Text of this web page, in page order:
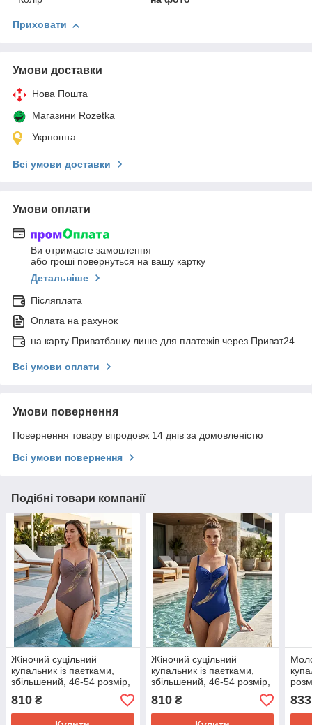
Приховати
Умови доставки
Нова Пошта
Магазини Rozetka
Укрпошта
Всі умови доставки
Умови оплати
Ви отримаєте замовлення
або гроші повернуться на вашу картку
Детальніше
Післяплата
Оплата на рахунок
на карту Приватбанку лише для платежів через Приват24
Всі умови оплати
Умови повернення
Повернення товару впродовж 14 днів за домовленістю
Всі умови повернення
Подібні товари компанії
Жіночий суцільний
купальник із паєтками,
збільшений, 46-54 розмір,
асортимент кольорів
810 ₴
Жіночий суцільний
купальник із паєтками,
збільшений, 46-54 розмір,
асортимент кольорів
810₴ 833